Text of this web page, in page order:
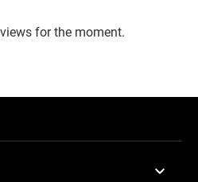
for the moment.
